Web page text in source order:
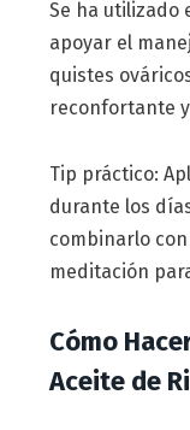
Se ha utilizado
apoyar el
quistes
reconfortante
Tip práctico:
durante los
combinarlo
meditación
Cómo
Aceite de